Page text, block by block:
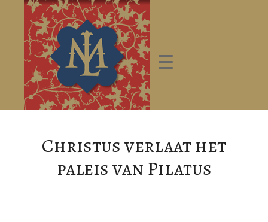
Christus verlaat het
paleis van Pilatus